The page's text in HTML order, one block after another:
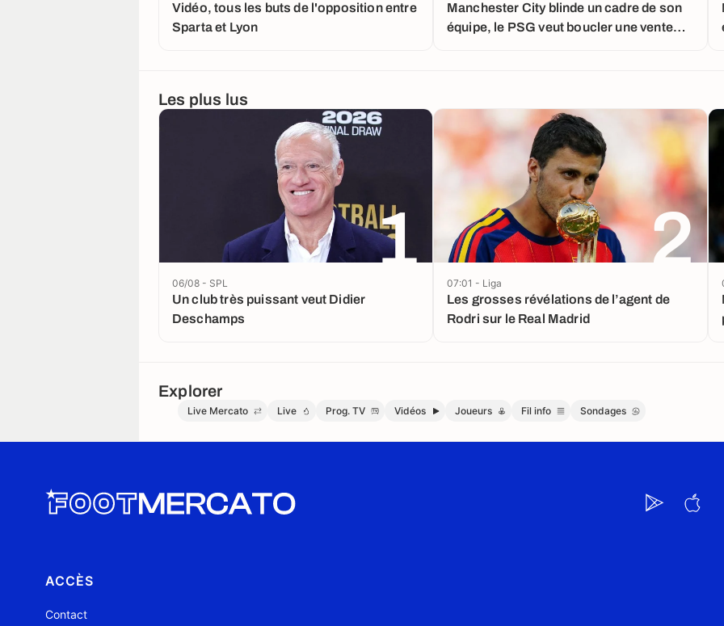
Vidéo, tous les buts de l'opposition entre
Sparta et Lyon
Manchester City blinde un cadre de son
équipe, le PSG veut boucler une vente
Les plus lus
1
Un club très puissant veut Didier
Deschamps
06/08 - SPL
2
Les grosses révélations de l’agent de
Rodri sur le Real Madrid
07:01 - Liga
Explorer
Live Mercato Live Prog. TV Vidéos Joueurs Fil info Sondages
ACCÈS
Contact